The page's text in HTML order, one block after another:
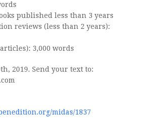
published less than 3 years
reviews (less than 2 years):
3,000 words
2019. Send your text to:
midas/1837